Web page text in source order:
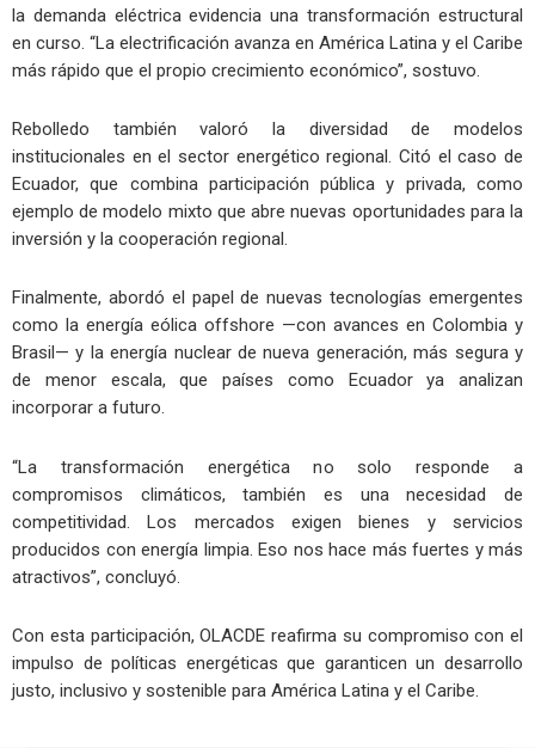
la demanda eléctrica evidencia una transformación estructural
en curso. “La electrificación avanza en América Latina y el Caribe
más rápido que el propio crecimiento económico”, sostuvo.
Rebolledo también valoró la diversidad de modelos
institucionales en el sector energético regional. Citó el caso de
Ecuador, que combina participación pública y privada, como
ejemplo de modelo mixto que abre nuevas oportunidades para la
inversión y la cooperación regional.
Finalmente, abordó el papel de nuevas tecnologías emergentes
como la energía eólica offshore —con avances en Colombia y
Brasil— y la energía nuclear de nueva generación, más segura y
de menor escala, que países como Ecuador ya analizan
incorporar a futuro.
“La transformación energética no solo responde a
compromisos climáticos, también es una necesidad de
competitividad. Los mercados exigen bienes y servicios
producidos con energía limpia. Eso nos hace más fuertes y más
atractivos”, concluyó.
Con esta participación, OLACDE reafirma su compromiso con el
impulso de políticas energéticas que garanticen un desarrollo
justo, inclusivo y sostenible para América Latina y el Caribe.